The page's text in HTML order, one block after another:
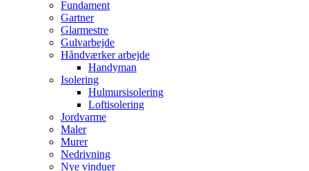
Fundament
Gartner
Glarmestre
Gulvarbejde
Håndværker arbejde
Handyman
Isolering
Hulmursisolering
Loftisolering
Jordvarme
Maler
Murer
Nedrivning
Nye vinduer